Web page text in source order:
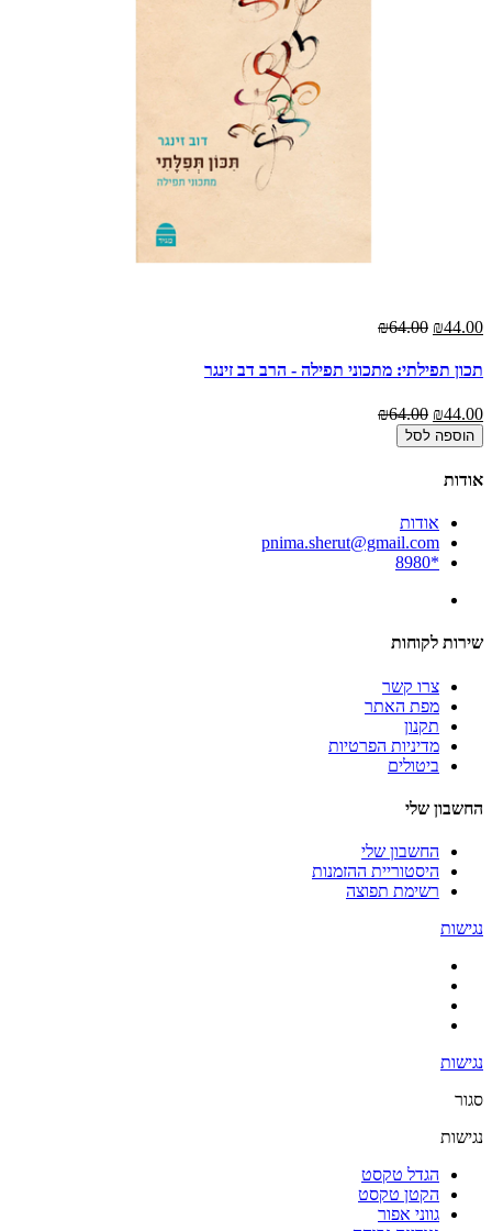
₪44.00
₪64.00
תכון תפילתי: מתכוני תפילה - הרב דב זינגר
₪44.00
₪64.00
הוספה לסל
אודות
אודות
pnima.sherut@gmail.com
*8980
שירות לקוחות
צרו קשר
מפת האתר
תקנון
מדיניות הפרטיות
ביטולים
החשבון שלי
החשבון שלי
היסטוריית ההזמנות
רשימת תפוצה
נגישות
נגישות
סגור
נגישות
הגדל טקסט
הקטן טקסט
גווני אפור